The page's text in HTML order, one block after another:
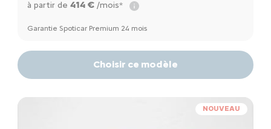
à partir de 414 €/mois*
Garantie Spoticar Premium 24 mois
Choisir ce modèle
NOUVEAU